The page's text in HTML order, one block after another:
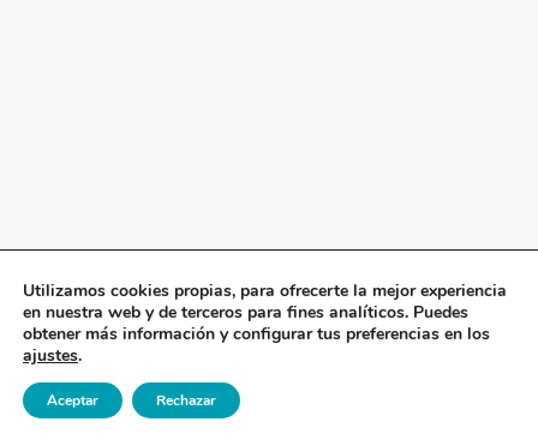
Utilizamos cookies propias, para ofrecerte la mejor experiencia
en nuestra web y de terceros para fines analíticos. Puedes
obtener más información y configurar tus preferencias en los
ajustes.
Aceptar Rechazar